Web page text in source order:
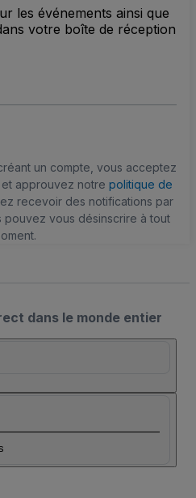
les événements ainsi que
votre boîte de réception
un compte, vous acceptez
et approuvez notre politique de
recevoir des notifications par
pouvez vous désinscrire à tout
dans le monde entier